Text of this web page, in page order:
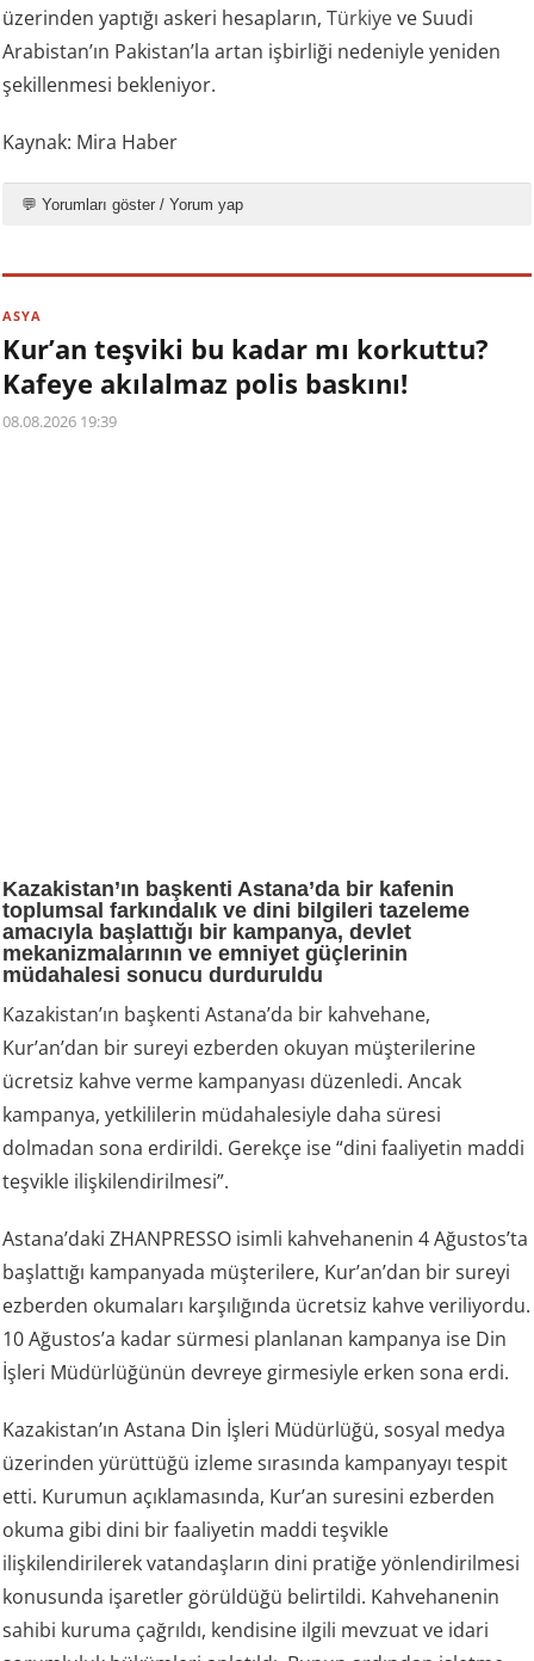
üzerinden yaptığı askeri hesapların,Türkiyeve Suudi
Arabistan’ın Pakistan’la artan işbirliği nedeniyle yeniden
şekillenmesi bekleniyor.
Kaynak: Mira Haber
💬 Yorumları göster / Yorum yap
ASYA
Kur’an teşviki bu kadar mı korkuttu?
Kafeye akılalmaz polis baskını!
08.08.2026 19:39
Kazakistan’ın başkenti Astana’da bir kafenin
toplumsal farkındalık ve dini bilgileri tazeleme
amacıyla başlattığı bir kampanya, devlet
mekanizmalarının ve emniyet güçlerinin
müdahalesi sonucu durduruldu
Kazakistan’ın başkenti Astana’da bir kahvehane,
Kur’an’dan bir sureyi ezberden okuyan müşterilerine
ücretsiz kahve verme kampanyası düzenledi. Ancak
kampanya, yetkililerin müdahalesiyle daha süresi
dolmadan sona erdirildi. Gerekçe ise “dini faaliyetin maddi
teşvikle ilişkilendirilmesi”.
Astana’daki ZHANPRESSO isimli kahvehanenin 4 Ağustos’ta
başlattığı kampanyada müşterilere, Kur’an’dan bir sureyi
ezberden okumaları karşılığında ücretsiz kahve veriliyordu.
10 Ağustos’a kadar sürmesi planlanan kampanya ise Din
İşleri Müdürlüğünün devreye girmesiyle erken sona erdi.
Kazakistan’ın Astana Din İşleri Müdürlüğü, sosyal medya
üzerinden yürüttüğü izleme sırasında kampanyayı tespit
etti. Kurumun açıklamasında, Kur’an suresini ezberden
okuma gibi dini bir faaliyetin maddi teşvikle
ilişkilendirilerek vatandaşların dini pratiğe yönlendirilmesi
konusunda işaretler görüldüğü belirtildi. Kahvehanenin
sahibi kuruma çağrıldı, kendisine ilgili mevzuat ve idari